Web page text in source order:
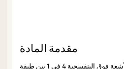
مقدمة المادة
يجمع هذا الجلّ المُعالَج بالأشعة فوق البنفسجية 4 في 1 بين طبقة